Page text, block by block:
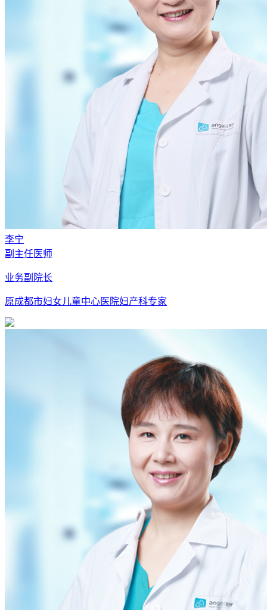
李宁
副主任医师
业务副院长
原成都市妇女儿童中心医院妇产科专家